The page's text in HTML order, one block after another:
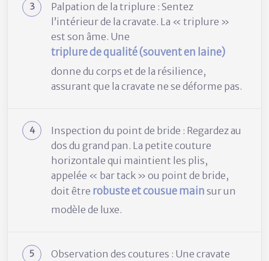
Palpation de la triplure : Sentez
l’intérieur de la cravate. La « triplure »
est son âme. Une
triplure de qualité (souvent en laine)
donne du corps et de la résilience,
assurant que la cravate ne se déforme pas.
Inspection du point de bride : Regardez au
dos du grand pan. La petite couture
horizontale qui maintient les plis,
appelée « bar tack » ou point de bride,
doit être robuste et cousue main sur un
modèle de luxe.
Observation des coutures : Une cravate